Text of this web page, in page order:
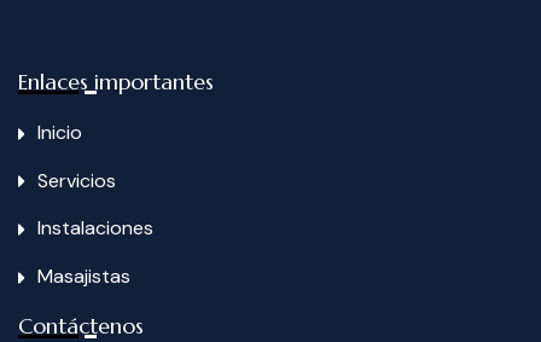
Enlaces importantes
Inicio
Servicios
Instalaciones
Masajistas
Contáctenos